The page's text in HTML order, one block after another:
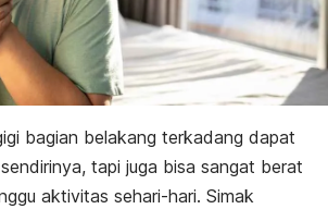
bagian belakang terkadang dapat
tapi juga bisa sangat berat
aktivitas sehari-hari. Simak